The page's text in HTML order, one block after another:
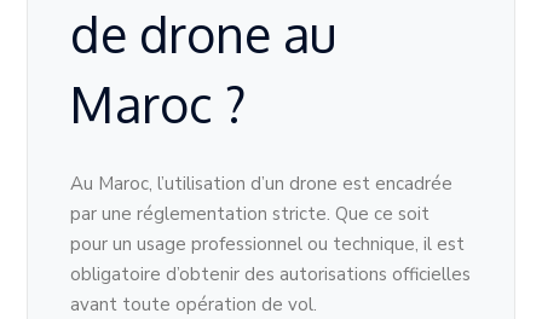
de drone au
Maroc ?
Au Maroc, l’utilisation d’un drone est encadrée
par une réglementation stricte. Que ce soit
pour un usage professionnel ou technique, il est
obligatoire d’obtenir des autorisations officielles
avant toute opération de vol.